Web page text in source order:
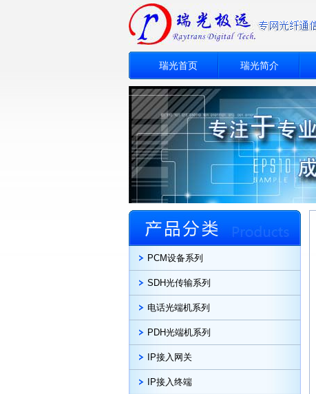
瑞光首页 瑞光简介
PCM设备系列
SDH光传输系列
电话光端机系列
PDH光端机系列
IP接入网关
IP接入终端